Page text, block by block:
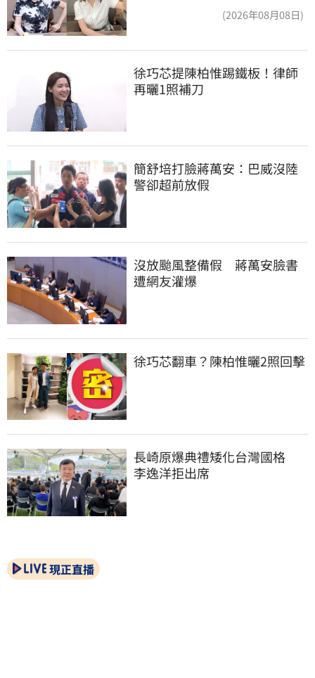
(2026年08月08日)
徐巧芯提陳柏惟踢鐵板！律師
再曬1照補刀
簡舒培打臉蔣萬安：巴威沒陸
警卻超前放假
沒放颱風整備假　蔣萬安臉書
遭網友灌爆
徐巧芯翻車？陳柏惟曬2照回擊
長崎原爆典禮矮化台灣國格
李逸洋拒出席
現正直播